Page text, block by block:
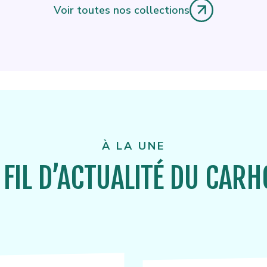
Voir toutes nos collections
À LA UNE
D’ACTUALITÉ DU